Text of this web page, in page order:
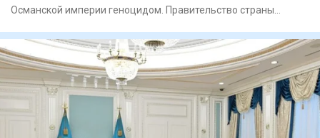
Османской империи геноцидом. Правительство страны